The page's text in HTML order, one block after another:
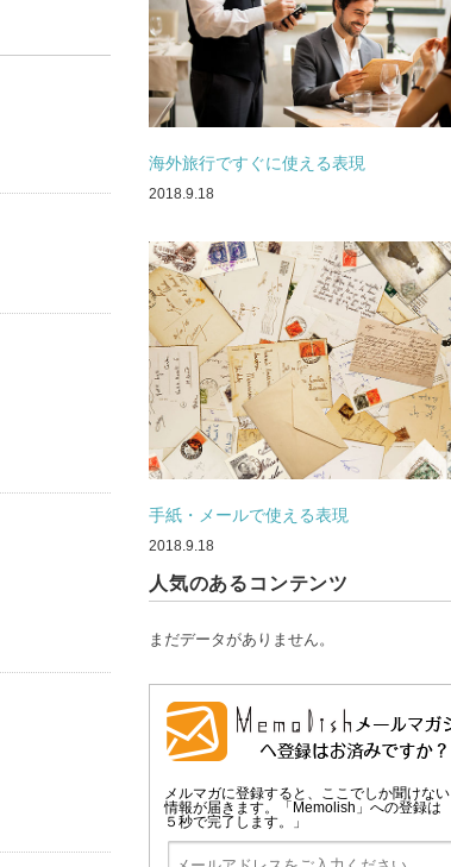
海外旅行ですぐに使える表現
2018.9.18
手紙・メールで使える表現
2018.9.18
人気のあるコンテンツ
まだデータがありません。
メルマガに登録すると、ここでしか聞けない
情報が届きます。「Memolish」への登録は
５秒で完了します。」